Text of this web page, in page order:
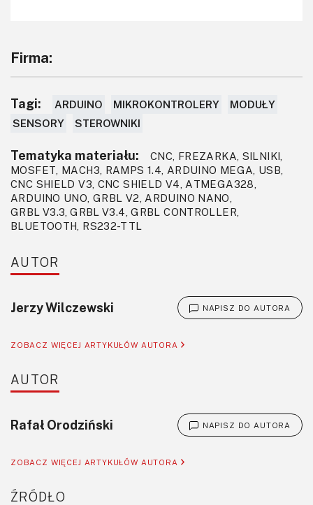
Firma:
Tagi: ARDUINO MIKROKONTROLERY
MODUŁY
SENSORY
STEROWNIKI
Tematyka materiału:
CNC, FREZARKA, SILNIKI,
MOSFET, MACH3, RAMPS 1.4, ARDUINO MEGA, USB,
CNC SHIELD V3, CNC SHIELD V4, ATMEGA328,
ARDUINO UNO, GRBL V2, ARDUINO NANO,
GRBL V3.3, GRBL V3.4, GRBL CONTROLLER,
BLUETOOTH, RS232-TTL
AUTOR
Jerzy Wilczewski NAPISZ DO AUTORA
ZOBACZ WIĘCEJ ARTYKUŁÓW AUTORA
AUTOR
Rafał Orodziński NAPISZ DO AUTORA
ZOBACZ WIĘCEJ ARTYKUŁÓW AUTORA
ŹRÓDŁO